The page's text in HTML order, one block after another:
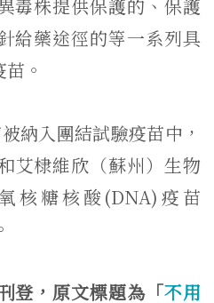
毒株提供保護的、保護
給藥途徑的等一系列具
。
納入團結試驗疫苗中，
艾棣維欣（蘇州）生物
核糖核酸(DNA)疫苗
登，原文標題為「不用